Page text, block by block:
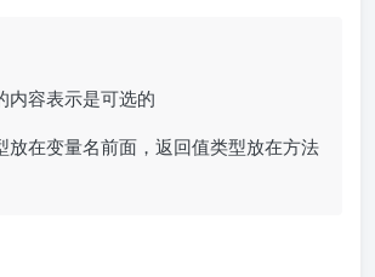
内容表示是可选的
放在变量名前面，返回值类型放在方法